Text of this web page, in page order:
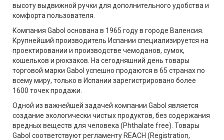
высоту выдвижной ручки для дополнительного удобства и
комфорта пользователя.
Компания Gabol основана в 1965 году в городе Валенсия.
Крупнейший производитель Испании специализируется на
проектировании и производстве чемоданов, сумок,
кошельков и рюкзаков. На сегодняшний день товары
торговой марки Gabol успешно продаются в 65 странах по
всему миру, только в Испании зарегистрировано более
1600 точек продажи.
Одной из важнейшей задачей компании Gabol является
создание экологически чистых продуктов, без содержания
вредных веществ для человека (Phthalate free). Товары
Gabol соответствуют регламенту REACH (Registration,